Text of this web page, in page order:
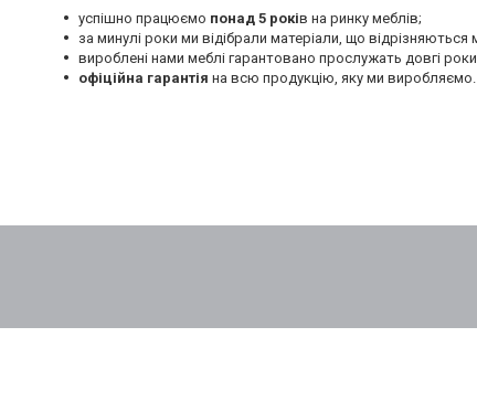
успішно працюємо понад 5 років на ринку меблів;
за минулі роки ми відібрали матеріали, що
вироблені нами меблі гарантовано прослужать довгі
офіційна гарантія на всю продукцію, яку ми виробляємо.